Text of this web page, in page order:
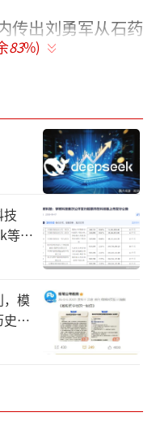
传出刘勇军从石药
不少声音称“如此
生物成立于2001
。华普生物在免
拥有52项国内外
83%)
等豪
模
学